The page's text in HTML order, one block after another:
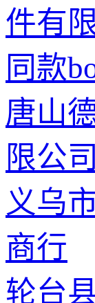
件有
同款
唐山
限公司
义乌
商行
轮台